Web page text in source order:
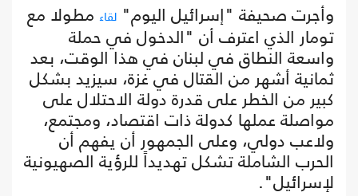
وأجرت صحيفة "إسرائيل اليوم" لقاء مطولا مع
تومار الذي اعترف أن "الدخول في حملة
واسعة النطاق في لبنان في هذا الوقت، بعد
ثمانية أشهر من القتال في غزة، سيزيد بشكل
كبير من الخطر على قدرة دولة الاحتلال على
مواصلة عملها كدولة ذات اقتصاد، ومجتمع،
ولاعب دولي، وعلى الجمهور أن يفهم أن
الحرب الشاملة تشكل تهديداً للرؤية الصهيونية
لإسرائيل".